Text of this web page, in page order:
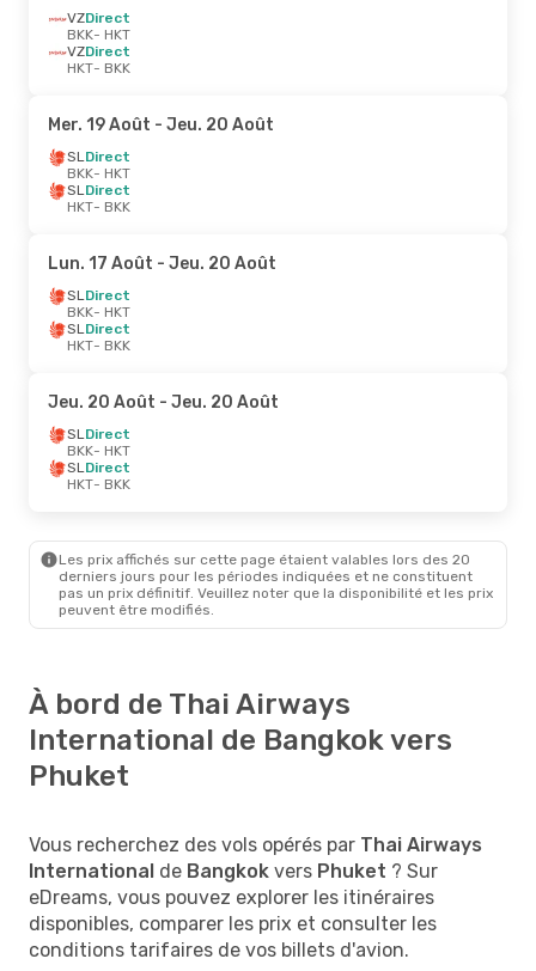
VZDirect
BKK- HKT
VZDirect
HKT- BKK
Mer. 19 Août - Jeu. 20 Août
SLDirect
BKK- HKT
SLDirect
HKT- BKK
Lun. 17 Août - Jeu. 20 Août
SLDirect
BKK- HKT
SLDirect
HKT- BKK
Jeu. 20 Août - Jeu. 20 Août
SLDirect
BKK- HKT
SLDirect
HKT- BKK
Les prix affichés sur cette page étaient valables lors des 20
derniers jours pour les périodes indiquées et ne constituent
pas un prix définitif. Veuillez noter que la disponibilité et les prix
peuvent être modifiés.
À bord de Thai Airways
International de Bangkok vers
Phuket
Vous recherchez des vols opérés par Thai Airways
International de Bangkok vers Phuket ? Sur
eDreams, vous pouvez explorer les itinéraires
disponibles, comparer les prix et consulter les
conditions tarifaires de vos billets d'avion.